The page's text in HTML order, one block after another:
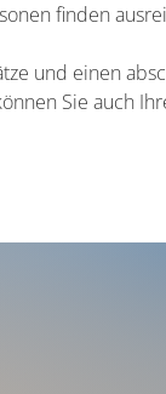
finden
und einen
Sie auch